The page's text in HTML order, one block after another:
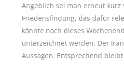
Angeblich sei man erneut kurz
Friedensfindung, das dafür
könnte noch dieses
unterzeichnet werden. Der
Aussagen. Entsprechend